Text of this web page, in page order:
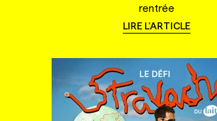
rentrée
LIRE L'ARTICLE